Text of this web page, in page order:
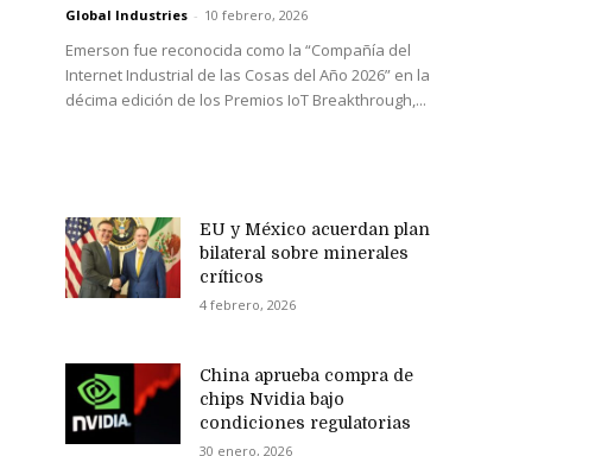
Global Industries - 10 febrero, 2026
Emerson fue reconocida como la “Compañía del
Internet Industrial de las Cosas del Año 2026” en la
décima edición de los Premios IoT Breakthrough,...
EU y México acuerdan plan
bilateral sobre minerales
críticos
4 febrero, 2026
China aprueba compra de
chips Nvidia bajo
condiciones regulatorias
30 enero, 2026